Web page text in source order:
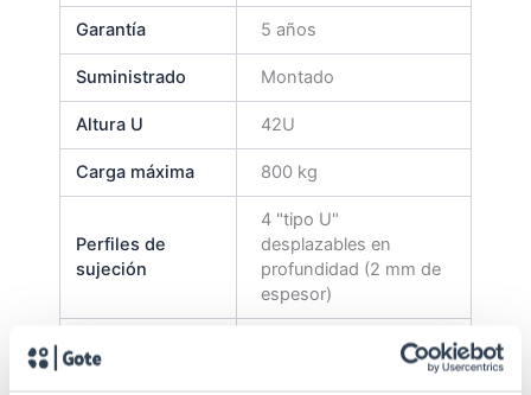
Garantía 5 años
Suministrado Montado
Altura U 42U
Carga máxima 800 kg
Perfiles de
sujeción
4 "tipo U"
desplazables en
profundidad (2 mm de
espesor)
Puerta trasera
Lisa con cerradura